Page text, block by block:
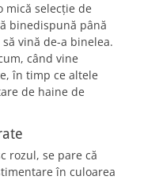
mică selecţie de
binedispună până
vină de-a binelea.
când vine
în timp ce altele
de haine de
rozul, se pare că
în culoarea